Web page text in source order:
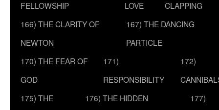
FELLOWSHIP
LOVE
CLAPPING
166) THE CLARITY OF
NEWTON
167) THE DANCING
PARTICLE
170) THE FEAR OF
GOD
171)
RESPONSIBILITY
172)
175) THE
176) THE HIDDEN
177)